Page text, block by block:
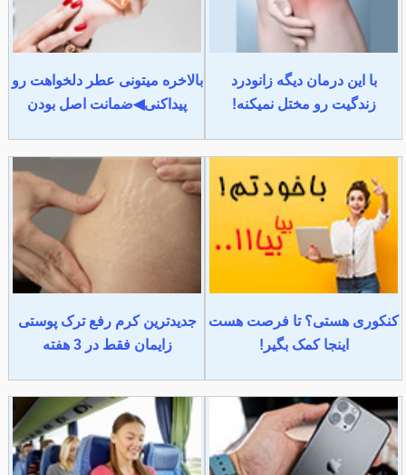
با این درمان دیگه زانودرد
زندگیت رو مختل نمیکنه!
بالاخره میتونی عطر دلخواهت رو
پیداکنی◀ضمانت اصل بودن
کنکوری هستی؟ تا فرصت هست
اینجا کمک بگیر!
جدیدترین کرم رفع ترک پوستی
زایمان فقط در 3 هفته